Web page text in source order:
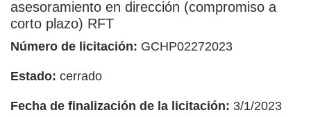
asesoramiento en dirección (compromiso a
corto plazo) RFT
Número de licitación: GCHP02272023
Estado: cerrado
Fecha de finalización de la licitación: 3/1/2023